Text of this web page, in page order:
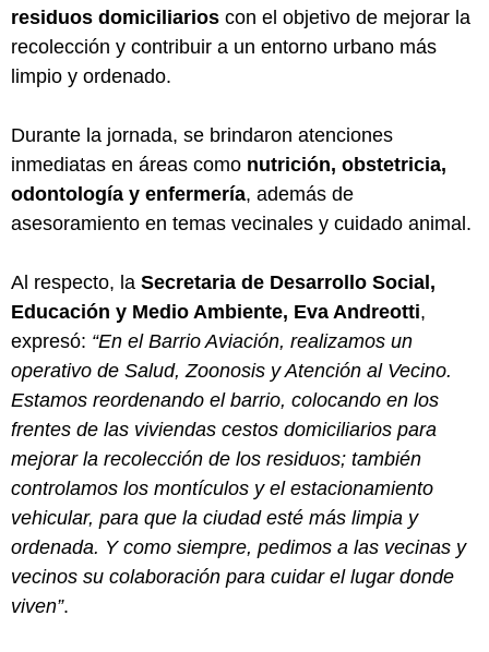
residuos domiciliarios con el objetivo de mejorar la
recolección y contribuir a un entorno urbano más
limpio y ordenado.
Durante la jornada, se brindaron atenciones
inmediatas en áreas como nutrición, obstetricia,
odontología y enfermería, además de
asesoramiento en temas vecinales y cuidado animal.
Al respecto, la Secretaria de Desarrollo Social,
Educación y Medio Ambiente, Eva Andreotti,
expresó: “En el Barrio Aviación, realizamos un
operativo de Salud, Zoonosis y Atención al Vecino.
Estamos reordenando el barrio, colocando en los
frentes de las viviendas cestos domiciliarios para
mejorar la recolección de los residuos; también
controlamos los montículos y el estacionamiento
vehicular, para que la ciudad esté más limpia y
ordenada. Y como siempre, pedimos a las vecinas y
vecinos su colaboración para cuidar el lugar donde
viven”.